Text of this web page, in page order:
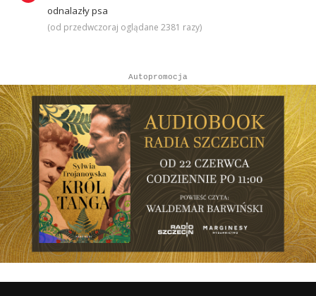
odnalazły psa
(od przedwczoraj oglądane 2381 razy)
Autopromocja